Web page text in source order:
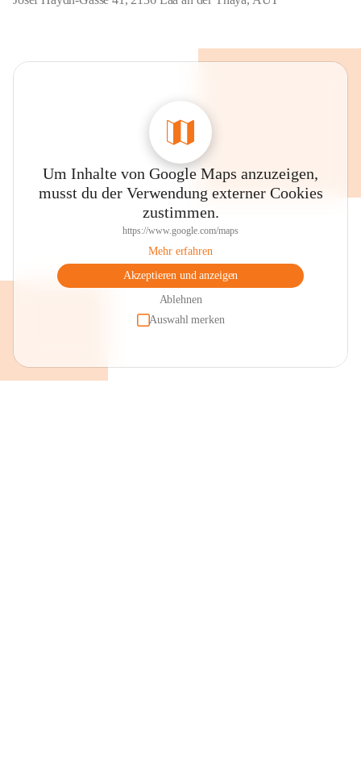
Um Inhalte von Google Maps anzuzeigen,
musst du der Verwendung externer Cookies
zustimmen.
https://www.google.com/maps
Mehr erfahren
Akzeptieren und anzeigen
Ablehnen
Auswahl merken